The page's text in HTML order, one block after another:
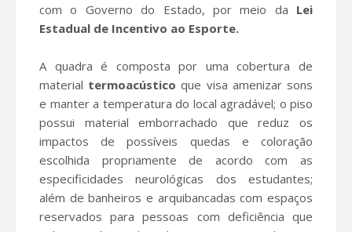
com o Governo do Estado, por meio da Lei
Estadual de Incentivo ao Esporte.
A quadra é composta por uma cobertura de
material termoacústico que visa amenizar sons
e manter a temperatura do local agradável; o piso
possui material emborrachado que reduz os
impactos de possíveis quedas e coloração
escolhida propriamente de acordo com as
especificidades neurológicas dos estudantes;
além de banheiros e arquibancadas com espaços
reservados para pessoas com deficiência que